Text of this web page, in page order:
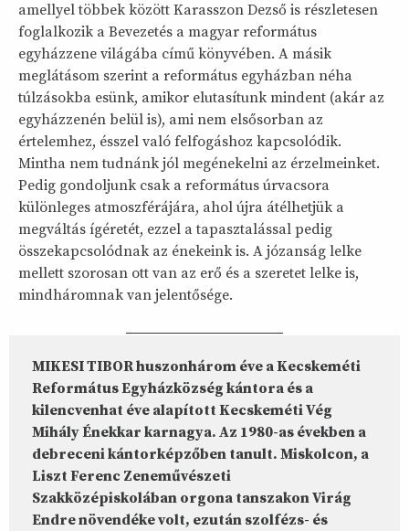
amellyel többek között Karasszon Dezső is részletesen
foglalkozik a Bevezetés a magyar református
egyházzene világába című könyvében. A másik
meglátásom szerint a református egyházban néha
túlzásokba esünk, amikor elutasítunk mindent (akár az
egyházzenén belül is), ami nem elsősorban az
értelemhez, ésszel való felfogáshoz kapcsolódik.
Mintha nem tudnánk jól megénekelni az érzelmeinket.
Pedig gondoljunk csak a református úrvacsora
különleges atmoszférájára, ahol újra átélhetjük a
megváltás ígéretét, ezzel a tapasztalással pedig
összekapcsolódnak az énekeink is. A józanság lelke
mellett szorosan ott van az erő és a szeretet lelke is,
mindháromnak van jelentősége.
MIKESI TIBOR huszonhárom éve a Kecskeméti
Református Egyházközség kántora és a
kilencvenhat éve alapított Kecskeméti Vég
Mihály Énekkar karnagya. Az 1980-as években a
debreceni kántorképzőben tanult. Miskolcon, a
Liszt Ferenc Zeneművészeti
Szakközépiskolában orgona tanszakon Virág
Endre növendéke volt, ezután szolfézs- és